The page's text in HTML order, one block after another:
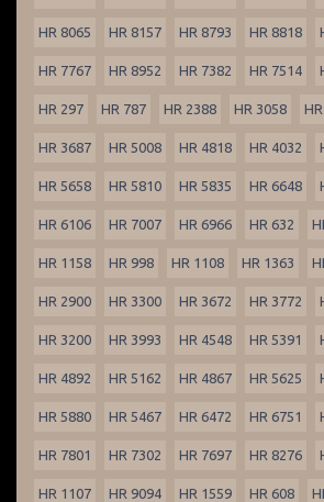
HR 8065 HR 8157 HR 8793 HR 8818
HR 7767 HR 8952 HR 7382 HR 7514
HR 297 HR 787 HR 2388 HR 3058
HR 3687 HR 5008 HR 4818 HR 4032
HR 5658 HR 5810 HR 5835 HR 6648
HR 6106 HR 7007 HR 6966 HR 632
HR 1158 HR 998 HR 1108 HR 1363
HR 2900 HR 3300 HR 3672 HR 3772
HR 3200 HR 3993 HR 4548 HR 5391
HR 4892 HR 5162 HR 4867 HR 5625
HR 5880 HR 5467 HR 6472 HR 6751
HR 7801 HR 7302 HR 7697 HR 8276
HR 1107 HR 9094 HR 1559 HR 608